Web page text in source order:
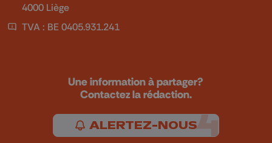
4000 Liège
TVA : BE 0405.931.241
Une information à partager?
Contactez la rédaction.
ALERTEZ-NOUS